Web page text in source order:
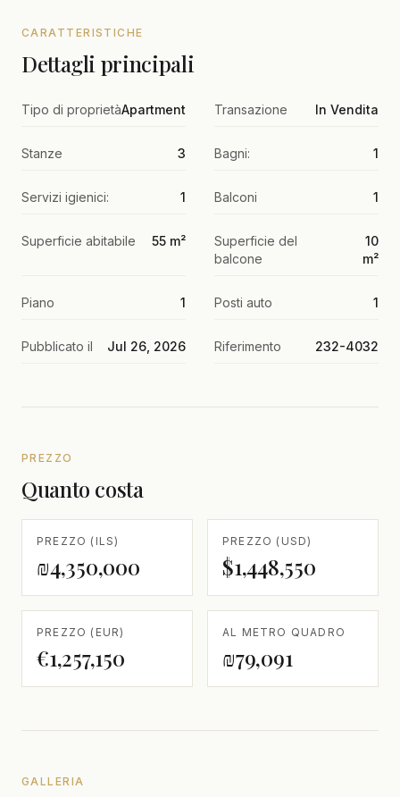
CARATTERISTICHE
Dettagli principali
Tipo di proprietàApartment Transazione In Vendita
Stanze 3 Bagni: 1
Servizi igienici: 1 Balconi 1
Superficie abitabile 55 m²
Superficie del
balcone
10
m²
Piano 1 Posti auto 1
Pubblicato il Jul 26, 2026 Riferimento 232-4032
PREZZO
Quanto costa
PREZZO (ILS)
₪4,350,000
PREZZO (USD)
$1,448,550
PREZZO (EUR)
€1,257,150
AL METRO QUADRO
₪79,091
GALLERIA